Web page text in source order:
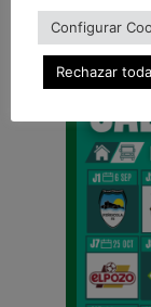
Configurar
Rechazar